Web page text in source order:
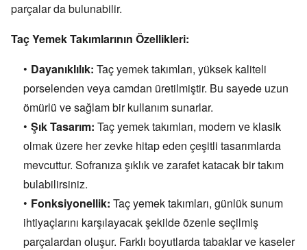
parçalar da bulunabilir.
Taç Yemek Takımlarının Özellikleri:
Dayanıklılık: Taç yemek takımları, yüksek kaliteli
porselenden veya camdan üretilmiştir. Bu sayede uzun
ömürlü ve sağlam bir kullanım sunarlar.
Şık Tasarım: Taç yemek takımları, modern ve klasik
olmak üzere her zevke hitap eden çeşitli tasarımlarda
mevcuttur. Sofranıza şıklık ve zarafet katacak bir takım
bulabilirsiniz.
Fonksiyonellik: Taç yemek takımları, günlük sunum
ihtiyaçlarını karşılayacak şekilde özenle seçilmiş
parçalardan oluşur. Farklı boyutlarda tabaklar ve kaseler